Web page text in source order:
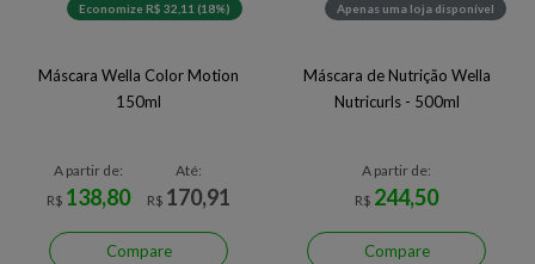
Economize R$ 32,11 (18%)
Máscara Wella Color Motion
150ml
A partir de:
R$ 138,80
Até:
R$ 170,91
Compare
Apenas uma loja disponível
Máscara de Nutrição Wella
Nutricurls - 500ml
A partir de:
R$ 244,50
Compare